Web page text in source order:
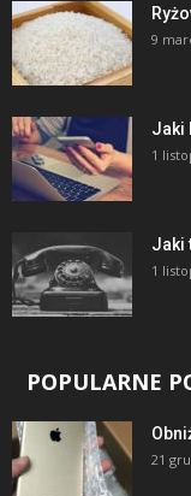
9
Jaki
1
Jaki
1
POPULARNE
21